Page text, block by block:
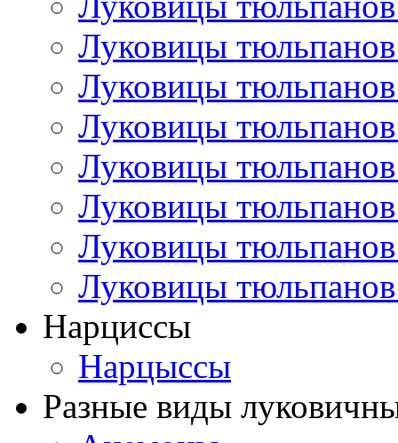
Луковицы
Луковицы
Луковицы
Луковицы
Луковицы
Луковицы
Луковицы
Нарциссы
Нарцыссы
Разные виды